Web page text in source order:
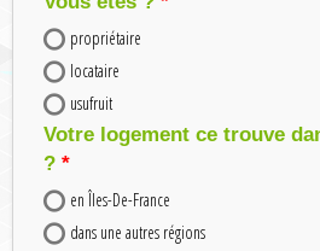
propriétaire
locataire
usufruit
Votre logement ce trouve
?
en Îles-De-France
dans une autres régions